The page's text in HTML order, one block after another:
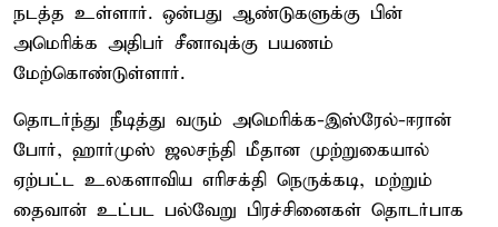
நடத்த உள்ளார். ஒன்பது ஆண்டுகளுக்கு பின்
அமெரிக்க அதிபர் சீனாவுக்கு பயணம்
மேற்கொண்டுள்ளார்.
தொடர்ந்து நீடித்து வரும் அமெரிக்க-இஸ்ரேல்-ஈரான்
போர், ஹார்முஸ் ஜலசந்தி மீதான முற்றுகையால்
ஏற்பட்ட உலகளாவிய எரிசக்தி நெருக்கடி, மற்றும்
தைவான் உட்பட பல்வேறு பிரச்சினைகள் தொடர்பாக